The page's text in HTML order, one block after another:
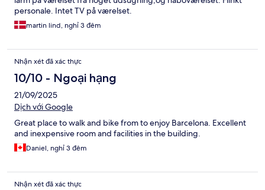
personale. Intet TV på værelset.
martin lind, nghỉ 3 đêm
Nhận xét đã xác thực
10/10 - Ngoại hạng
21/09/2025
Dịch với Google
Great place to walk and bike from to enjoy Barcelona. Excellent
and inexpensive room and facilities in the building.
Daniel, nghỉ 3 đêm
Nhận xét đã xác thực